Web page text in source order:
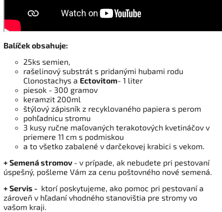
Balíček obsahuje:
25ks semien,
rašelinový substrát s pridanými hubami rodu
Clonostachys a Ectovitom- 1 liter
piesok - 300 gramov
keramzit 200ml
štýlový zápisník z recyklovaného papiera s perom
pohľadnicu stromu
3 kusy ručne maľovaných terakotových kvetináčov v
priemere 11 cm s podmiskou
a to všetko zabalené v darčekovej krabici s vekom.
+ Semená stromov - v prípade, ak nebudete pri pestovaní
úspešný, pošleme Vám za cenu poštovného nové semená.
+ Servis - ktorí poskytujeme, ako pomoc pri pestovaní a
zároveň v hľadaní vhodného stanovištia pre stromy vo
vašom kraji.